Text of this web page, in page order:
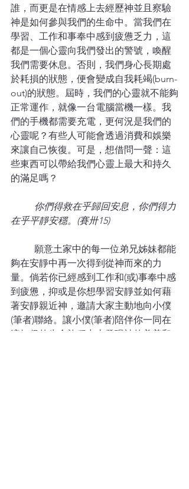
誰，而更是在情感上去經歷神並且察驗
神是如何參與我們的生命中。當我們在
學習、工作和事奉中感到疲憊乏力，這
都是一個心靈向我們發出的警號，喚醒
我們需要休息。否則，我們身心長期處
於耗損的狀態，便會變成自我耗竭(burn-
out)的狀態。屆時，我們的心靈就不能夠
正常運作，就像一台電腦當機一樣。我
們的手機都需要充電，更何況是我們的
心靈呢？有些人可能會透過消費和娛樂
來讓自己恢復。可是，想借問一聲：這
些東西可以帶給我們心靈上最大和持久
的滿足嗎？
你們得救在乎歸回安息，你們得力
在乎平靜安穩。(賽卅15)
夠在安靜中再一次得到從神而來的力
量。倘若你已經感到工作和(或)事奉中感
到疲憊，抑或是你想學習安靜並如何藉
著安靜親近神，邀請大家主動地向小僕
(筆者)聯絡。讓小僕(筆者)陪伴你一同在
這短促的生命旅程中去發現神的美善和